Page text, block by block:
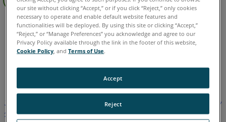
て
ッ
ー
し
CAM2 Measure 10
英語
この記事は翻訳されていません。英語版を見るにはここをクリッ
クしてください。
our site without clicking “Accept,” or if you click “Reject,” only cookies
necessary to operate and enable default website features and
functionalities will be deployed. By using this site or clicking “Accept,”
“Reject,” or “Manage Preferences” you acknowledge and agree to our
Privacy Policy available through the link in the footer of this website,
Cookie Policy , andTerms of Use.
Reject
Accept